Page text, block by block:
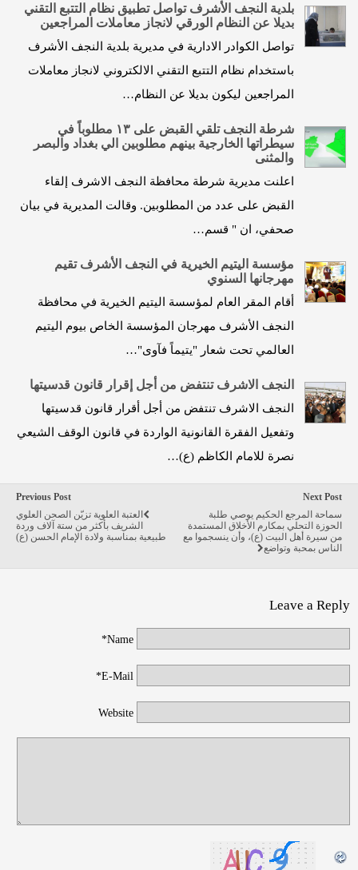
بلدية النجف الأشرف تواصل تطبيق نظام التتبع التقني
بديلا عن النظام الورقي لانجاز معاملات المراجعين
تواصل الكوادر الادارية في مديرية بلدية النجف الأشرف
باستخدام نظام التتبع التقني الالكتروني لانجاز معاملات
المراجعين ليكون بديلا عن النظام…
شرطة النجف تلقي القبض على ١٣ مطلوباً في
سيطراتها الخارجية بينهم مطلوبين الي بغداد والبصر
والمثنى
اعلنت مديرية شرطة محافظة النجف الاشرف إلقاء
القبض على عدد من المطلوبين. وقالت المديرية في بيان
صحفي، ان " قسم…
مؤسسة اليتيم الخيرية في النجف الأشرف تقيم
مهرجانها السنوي
أقام المقر العام لمؤسسة اليتيم الخيرية في محافظة
النجف الأشرف مهرجان المؤسسة الخاص بيوم اليتيم
العالمي تحت شعار "يتيماً فآوى"…
النجف الاشرف تنتفض من أجل إقرار قانون قدسيتها
النجف الاشرف تنتفض من أجل أقرار قانون قدسيتها
وتفعيل الفقرة القانونية الواردة في قانون الوقف الشيعي
نصرة للامام الكاظم (ع)…
Previous Post
العتبة العلوية تزيّن الصحن العلوي
الشريف بأكثر من ستة آلاف وردة
طبيعية بمناسبة ولادة الإمام الحسن (ع)
Next Post
سماحة المرجع الحكيم يوصي طلبة
الحوزة التحلي بمكارم الأخلاق المستمدة
من سيرة أهل البيت (ع)، وأن ينسجموا مع
الناس بمحبة وتواضع
Leave a Reply
Name*
E-Mail*
Website